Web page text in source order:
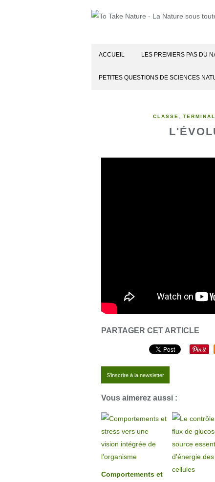
ACCUEIL LES PREMIERS PAS DU
PETITES QUESTIONS DE SCIENCES
CLASSE
PARTAGER CET ARTICLE
S'inscrire à la newsletter
Vous aimerez aussi :
Comportements et